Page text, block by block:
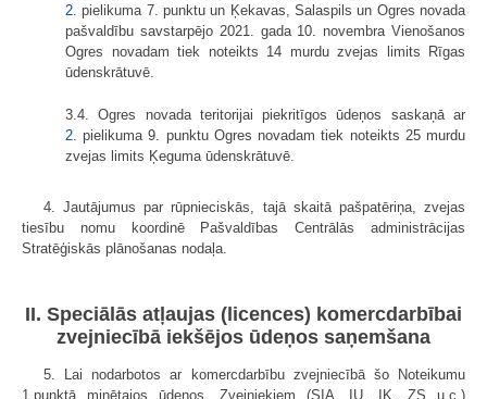
2. pielikuma 7. punktu un Ķekavas, Salaspils un Ogres novada
pašvaldību savstarpējo 2021. gada 10. novembra Vienošanos
Ogres novadam tiek noteikts 14 murdu zvejas limits Rīgas
ūdenskrātuvē.
3.4. Ogres novada teritorijai piekritīgos ūdeņos saskaņā ar
2. pielikuma 9. punktu Ogres novadam tiek noteikts 25 murdu
zvejas limits Ķeguma ūdenskrātuvē.
4. Jautājumus par rūpnieciskās, tajā skaitā pašpatēriņa, zvejas
tiesību nomu koordinē Pašvaldības Centrālās administrācijas
Stratēģiskās plānošanas nodaļa.
II. Speciālās atļaujas (licences) komercdarbībai
zvejniecībā iekšējos ūdeņos saņemšana
5. Lai nodarbotos ar komercdarbību zvejniecībā šo Noteikumu
1.punktā minētajos ūdeņos, Zvejniekiem (SIA, IU, IK, ZS u.c.)